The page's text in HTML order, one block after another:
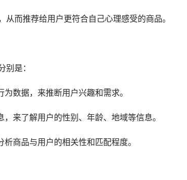
而推荐给用户更符合自己心理感受的商品。
是：
数据，来推断用户兴趣和需求。
来了解用户的性别、年龄、地域等信息。
商品与用户的相关性和匹配程度。